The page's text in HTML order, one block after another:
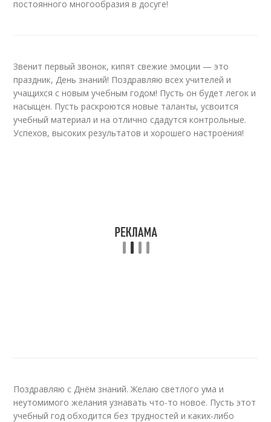
постоянного многообразия в досуге!
Звенит первый звонок, кипят свежие эмоции — это
праздник, День знаний! Поздравляю всех учителей и
учащихся с новым учебным годом! Пусть он будет легок и
насыщен. Пусть раскроются новые таланты, усвоится
учебный материал и на отлично сдадутся контрольные.
Успехов, высоких результатов и хорошего настроения!
Поздравляю с Днём знаний. Желаю светлого ума и
неутомимого желания узнавать что-то новое. Пусть этот
учебный год обходится без трудностей и каких-либо